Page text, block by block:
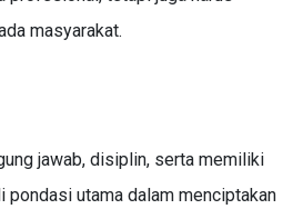
masyarakat.
jawab, disiplin, serta memiliki
utama dalam menciptakan